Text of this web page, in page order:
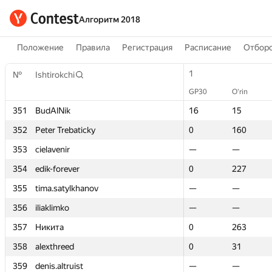
Алгоритм 2018
Положение Правила Регистрация Расписание
№ Ishtirokchi 1
GP30 O‘rin
351 BudAlNik 16
15
352
Peter Trebaticky 0
160
353
cielavenir —
—
354
edik-forever 0
227
355
tima.satylkhanov —
—
356
iliaklimko —
—
357
Никита 0
263
358
alexthreed 0
31
359
denis.altruist —
—
№ Ishtirokchi 1
GP30 O‘rin
351 BudAlNik 16
15
352
Peter Trebaticky 0
160
353
cielavenir —
—
354
edik-forever 0
227
355
tima.satylkhanov —
—
356
iliaklimko —
—
357
Никита 0
263
358
alexthreed 0
31
359
denis.altruist —
—